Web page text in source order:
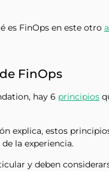
es FinOps en este otro
FinOps
hay 6 principios
explica, estos
la experiencia.
y deben